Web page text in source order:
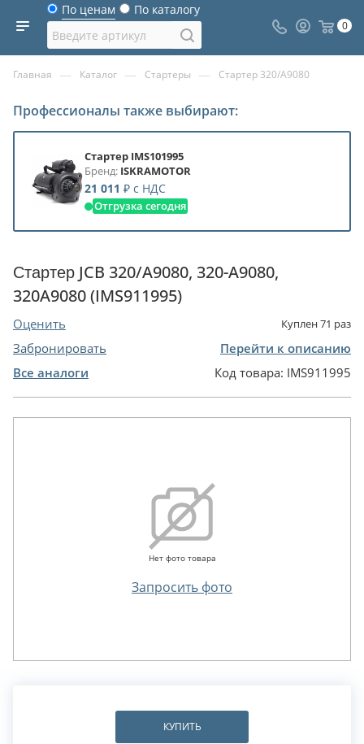
По ценам По каталогу
0
Главная — Каталог — Стартеры — Стартер 320/A9080
Профессионалы также выбирают:
Стартер IMS101995
Бренд: ISKRAMOTOR
21 011 ₽ с НДС
Отгрузка сегодня
Стартер JCB 320/A9080, 320-A9080,
320A9080 (IMS911995)
Оценить Куплен71 раз
Забронировать
Перейти к описанию
Все аналоги
Код товара: IMS911995
Нет фото товара
Запросить фото
КУПИТЬ